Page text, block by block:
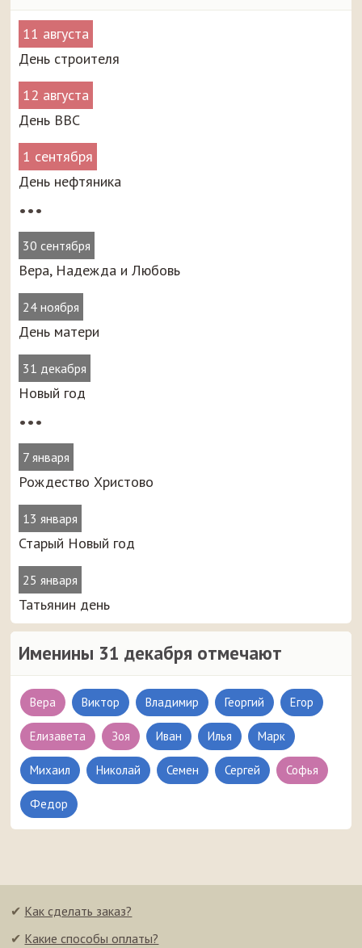
11 августа
День строителя
12 августа
День ВВС
1 сентября
День нефтяника
•••
30 сентября
Вера, Надежда и Любовь
24 ноября
День матери
31 декабря
Новый год
•••
7 января
Рождество Христово
13 января
Старый Новый год
25 января
Татьянин день
Именины 31 декабря отмечают
Вера Виктор Владимир Георгий Егор
Елизавета Зоя Иван Илья Марк
Михаил Николай Семен Сергей Софья
Федор
✔ Как сделать заказ?
✔ Какие способы оплаты?